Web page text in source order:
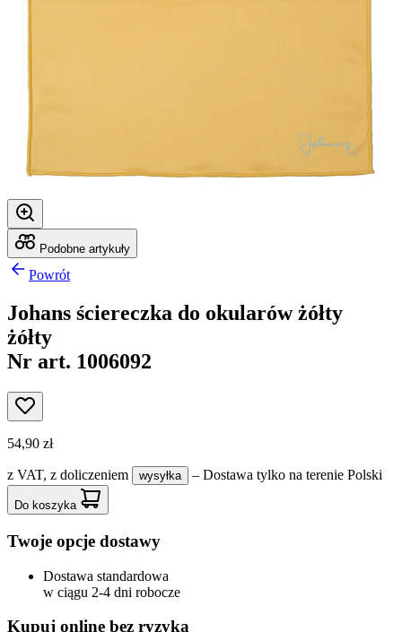
Podobne artykuły
Powrót
Johans ściereczka do okularów żółty
żółty
Nr art. 1006092
54,90 zł
z VAT, z doliczeniem wysyłka – Dostawa tylko na terenie Polski
Do koszyka
Twoje opcje dostawy
Dostawa standardowa
w ciągu 2-4 dni robocze
Kupuj online bez ryzyka